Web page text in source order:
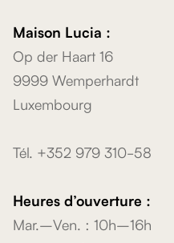
Maison Lucia :
Op der Haart 16
9999 Wemperhardt
Luxembourg
Tél. +352 979 310-58
Heures d’ouverture :
Mar.–Ven. : 10h–16h